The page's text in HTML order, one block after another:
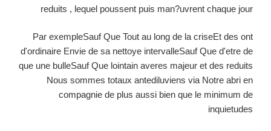
reduits , lequel poussent puis man?uvrent chaque jour
Par exempleSauf Que Tout au long de la criseEt des ont
d'ordinaire Envie de sa nettoye intervalleSauf Que d'etre de
que une bulleSauf Que lointain averes majeur et des reduits
Nous sommes totaux antediluviens via Notre abri en
compagnie de plus aussi bien que le minimum de
inquietudes